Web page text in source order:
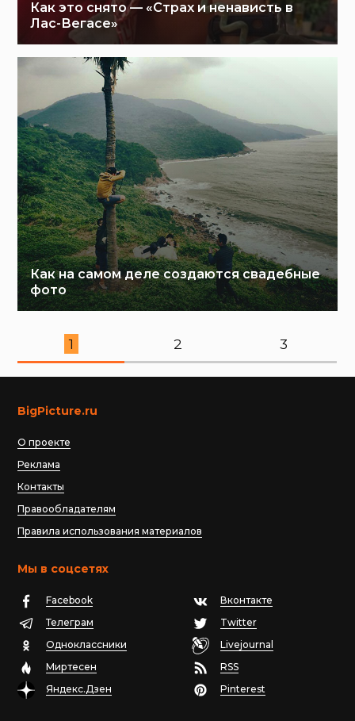
Как это снято — «Страх и ненависть в
Лас-Вегасе»
Как на самом деле создаются свадебные
фото
1 2 3
BigPicture.ru
О проекте
Реклама
Контакты
Правообладателям
Правила использования материалов
Мы в соцсетях
Facebook
Вконтакте
Телеграм
Twitter
Одноклассники
Livejournal
Миртесен
RSS
Яндекс.Дзен
Pinterest